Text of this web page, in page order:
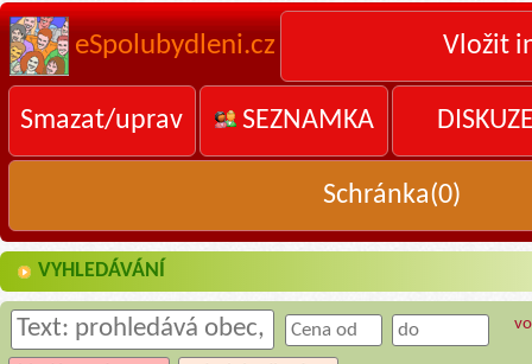
eSpolubydleni.cz Vložit
Smazat/uprav SEZNAMKA
Schránka(0)
VYHLEDÁVÁNÍ